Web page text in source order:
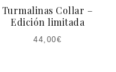
Turmalinas Collar –
Edición limitada
44,00€